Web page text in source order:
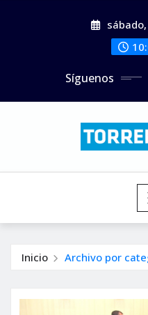
Síguenos
Inicio Archivo por